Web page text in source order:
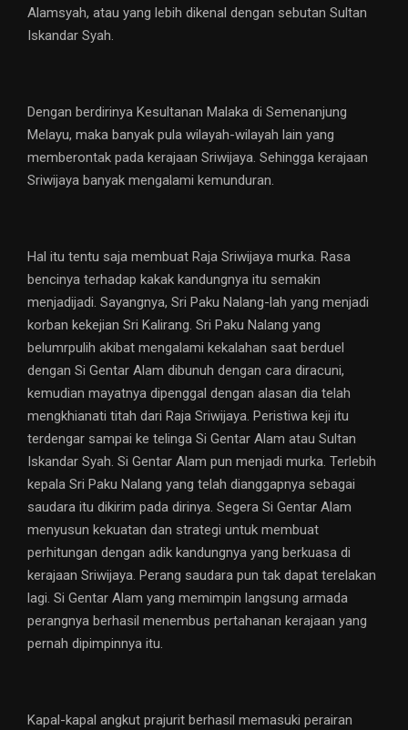
Alamsyah, atau yang lebih dikenal dengan sebutan Sultan
Iskandar Syah.
Dengan berdirinya Kesultanan Malaka di Semenanjung
Melayu, maka banyak pula wilayah-wilayah lain yang
memberontak pada kerajaan Sriwijaya. Sehingga kerajaan
Sriwijaya banyak mengalami kemunduran.
Hal itu tentu saja membuat Raja Sriwijaya murka. Rasa
bencinya terhadap kakak kandungnya itu semakin
menjadijadi. Sayangnya, Sri Paku Nalang-lah yang menjadi
korban kekejian Sri Kalirang. Sri Paku Nalang yang
belumrpulih akibat mengalami kekalahan saat berduel
dengan Si Gentar Alam dibunuh dengan cara diracuni,
kemudian mayatnya dipenggal dengan alasan dia telah
mengkhianati titah dari Raja Sriwijaya. Peristiwa keji itu
terdengar sampai ke telinga Si Gentar Alam atau Sultan
Iskandar Syah. Si Gentar Alam pun menjadi murka. Terlebih
kepala Sri Paku Nalang yang telah dianggapnya sebagai
saudara itu dikirim pada dirinya. Segera Si Gentar Alam
menyusun kekuatan dan strategi untuk membuat
perhitungan dengan adik kandungnya yang berkuasa di
kerajaan Sriwijaya. Perang saudara pun tak dapat terelakan
lagi. Si Gentar Alam yang memimpin langsung armada
perangnya berhasil menembus pertahanan kerajaan yang
pernah dipimpinnya itu.
Kapal-kapal angkut prajurit berhasil memasuki perairan